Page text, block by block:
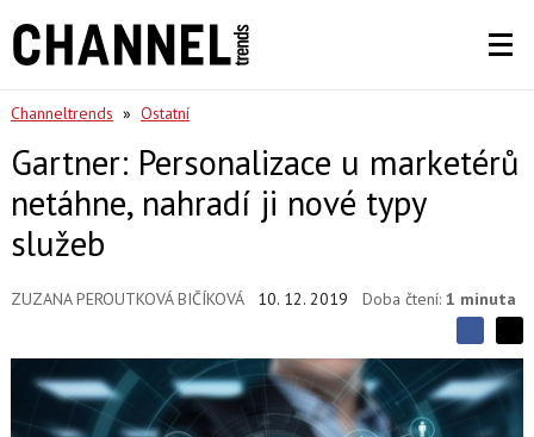
Channeltrends » Ostatní
Gartner: Personalizace u marketérů
netáhne, nahradí ji nové typy
služeb
ZUZANA PEROUTKOVÁ BIČÍKOVÁ 10. 12. 2019 Doba čtení: 1 minuta
S
d
í
S
í
l
d
í